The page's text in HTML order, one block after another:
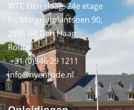
WTC Den Haag, 24e etage
Pr. Margrietplantsoen 90,
2595 BR Den Haag
Route
+31 (0)346 29 1211
info@nyenrode.nl